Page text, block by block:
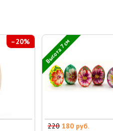
–20% Высота 7 см
220 180 руб.